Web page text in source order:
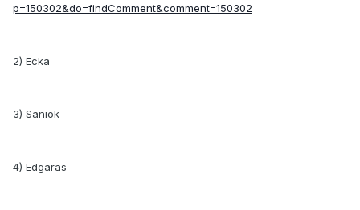
p=150302&do=findComment&comment=150302
2) Ecka
3) Saniok
4) Edgaras